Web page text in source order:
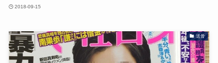
2018-09-15
送骨